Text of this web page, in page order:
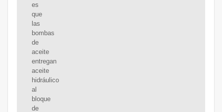
es
que
las
bombas
de
aceite
entregan
aceite
hidráulico
al
bloque
de